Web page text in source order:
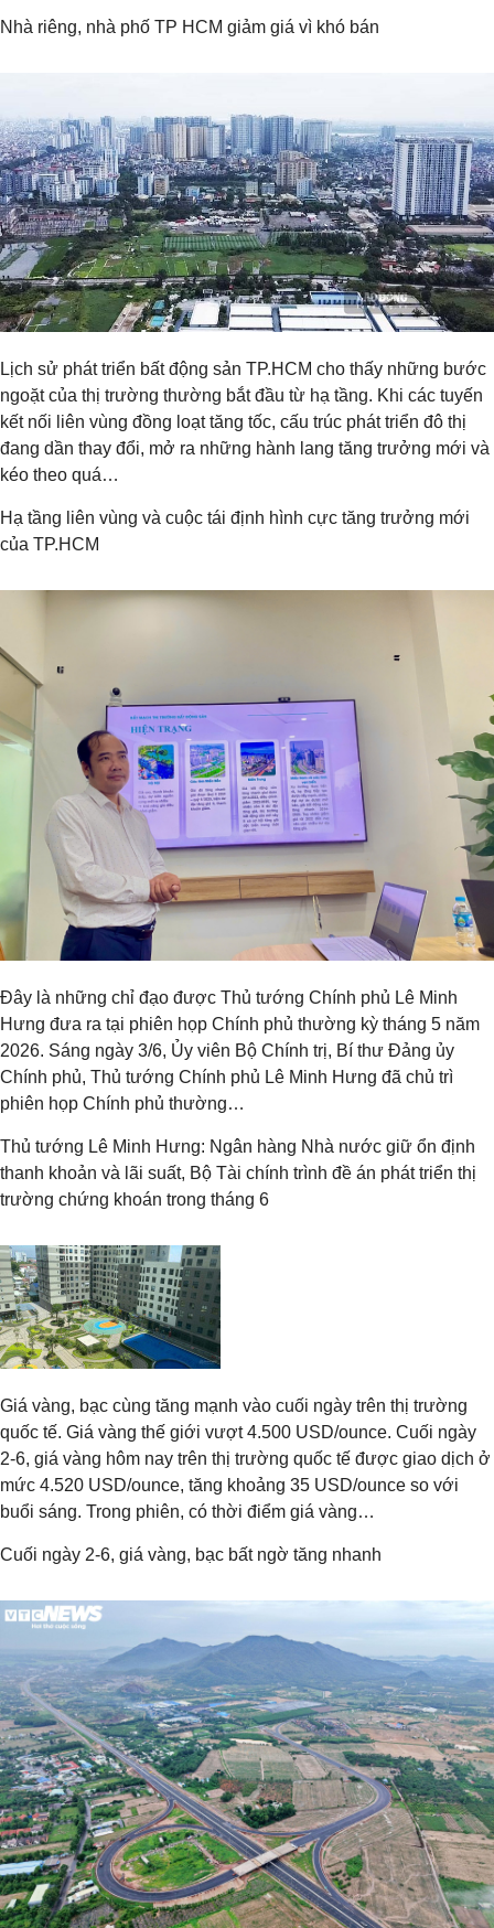
Nhà riêng, nhà phố TP HCM giảm giá vì khó bán
Lịch sử phát triển bất động sản TP.HCM cho thấy những bước
ngoặt của thị trường thường bắt đầu từ hạ tầng. Khi các tuyến
kết nối liên vùng đồng loạt tăng tốc, cấu trúc phát triển đô thị
đang dần thay đổi, mở ra những hành lang tăng trưởng mới và
kéo theo quá…
Hạ tầng liên vùng và cuộc tái định hình cực tăng trưởng mới
của TP.HCM
Đây là những chỉ đạo được Thủ tướng Chính phủ Lê Minh
Hưng đưa ra tại phiên họp Chính phủ thường kỳ tháng 5 năm
2026. Sáng ngày 3/6, Ủy viên Bộ Chính trị, Bí thư Đảng ủy
Chính phủ, Thủ tướng Chính phủ Lê Minh Hưng đã chủ trì
phiên họp Chính phủ thường…
Thủ tướng Lê Minh Hưng: Ngân hàng Nhà nước giữ ổn định
thanh khoản và lãi suất, Bộ Tài chính trình đề án phát triển thị
trường chứng khoán trong tháng 6
Giá vàng, bạc cùng tăng mạnh vào cuối ngày trên thị trường
quốc tế. Giá vàng thế giới vượt 4.500 USD/ounce. Cuối ngày
2-6, giá vàng hôm nay trên thị trường quốc tế được giao dịch ở
mức 4.520 USD/ounce, tăng khoảng 35 USD/ounce so với
buổi sáng. Trong phiên, có thời điểm giá vàng…
Cuối ngày 2-6, giá vàng, bạc bất ngờ tăng nhanh